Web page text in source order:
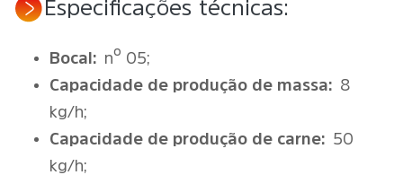
Especificações técnicas:
Bocal: nº 05;
Capacidade de produção de massa: 8
kg/h;
Capacidade de produção de carne: 50
kg/h;